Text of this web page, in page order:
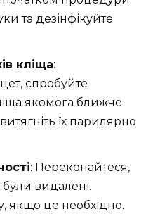
та дезінфікуйте
кліща:
спробуйте
якомога ближче
їх парилярно
: Переконайтеся,
видалені.
якщо це необхідно.